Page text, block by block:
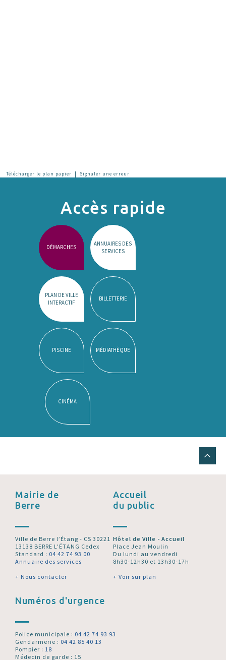
Télécharger le plan papier | Signaler une erreur
Accès rapide
DÉMARCHES
ANNUAIRES DES
SERVICES
PLAN DE VILLE
INTERACTIF
BILLETTERIE
PISCINE MÉDIATHÈQUE
CINÉMA
Mairie de
Berre
Ville de Berre l’Étang - CS 30221
13138 BERRE L'ÉTANG Cedex
Standard : 04 42 74 93 00
Annuaire des services
+ Nous contacter
Accueil
du public
Hôtel de Ville - Accueil
Place Jean Moulin
Du lundi au vendredi
8h30-12h30 et 13h30-17h
+ Voir sur plan
Numéros d'urgence
Police municipale : 04 42 74 93 93
Gendarmerie : 04 42 85 40 13
Pompier : 18
Médecin de garde : 15